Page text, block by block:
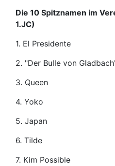
Die 10 Spitznamen im
1.JC)
1. El Presidente
2. "Der Bulle von
3. Queen
4. Yoko
5. Japan
6. Tilde
7. Kim Possible